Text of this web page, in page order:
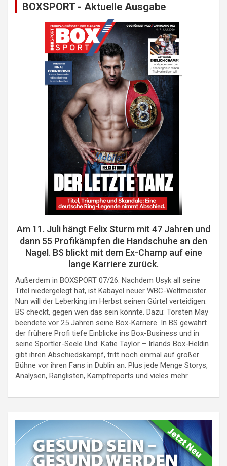
BOXSPORT - Aktuelle Ausgabe
Am 11. Juli hängt Felix Sturm mit 47 Jahren und
dann 55 Profikämpfen die Handschuhe an den
Nagel. BS blickt mit dem Ex-Champ auf eine
lange Karriere zurück.
Außerdem in BOXSPORT 07/26: Nachdem Usyk all seine
Titel niedergelegt hat, ist Kabayel neuer WBC-Weltmeister.
Nun will der Leberking im Herbst seinen Gürtel verteidigen.
BS checkt, gegen wen das sein könnte. Dazu: Torsten May
beendete vor 25 Jahren seine Box-Karriere. In BS gewährt
der frühere Profi tiefe Einblicke ins Box-Business und in
seine Sportler-Seele Und: Katie Taylor – Irlands Box-Heldin
gibt ihren Abschiedskampf, tritt noch einmal auf großer
Bühne vor ihren Fans in Dublin an. Plus jede Menge Storys,
Analysen, Ranglisten, Kampfreports und vieles mehr.